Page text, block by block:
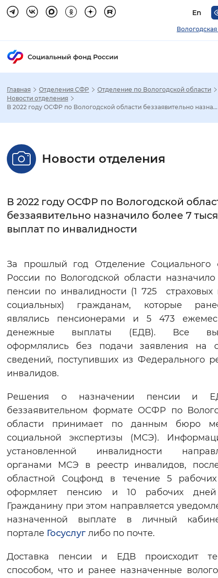
En
Настройка режима отображения
Стандартный Увеличенный
С засечками
Интервал между буквами
Цвет сайта
Монохромный
Синий фон
Изображения
Включены Выключены
Воспроизвести Остановить
Вернуть стандартные настройки
Главная Отделения СФР
Отделение по Вологодской области
Новости отделения
В 2022 году ОСФР по Вологодской области беззаявительно назна...
Новости отделения
В 2022 году ОСФР по Вологодской
беззаявительно назначило более 7
выплат по инвалидности
За прошлый год Отделение Социального
России по Вологодской области
пенсии по инвалидности (1 725
социальных) гражданам, которые
являлись пенсионерами и 5 473
денежные выплаты (ЕДВ). Все
оформлялись без подачи заявления на
сведений, поступивших из Федерального
инвалидов.
Решения о назначении пенсии и
беззаявительном формате ОСФР по
области принимает по данным бюро
социальной экспертизы (МСЭ).
установленной инвалидности
органами МСЭ в реестр инвалидов,
областной Соцфонд в течение 5
оформляет пенсию и 10 рабочих
Гражданину при этом направляется
назначенной выплате в личный
портале Госуслуг либо по почте.
Доставка пенсии и ЕДВ происходит
способом, что и ранее назначенные